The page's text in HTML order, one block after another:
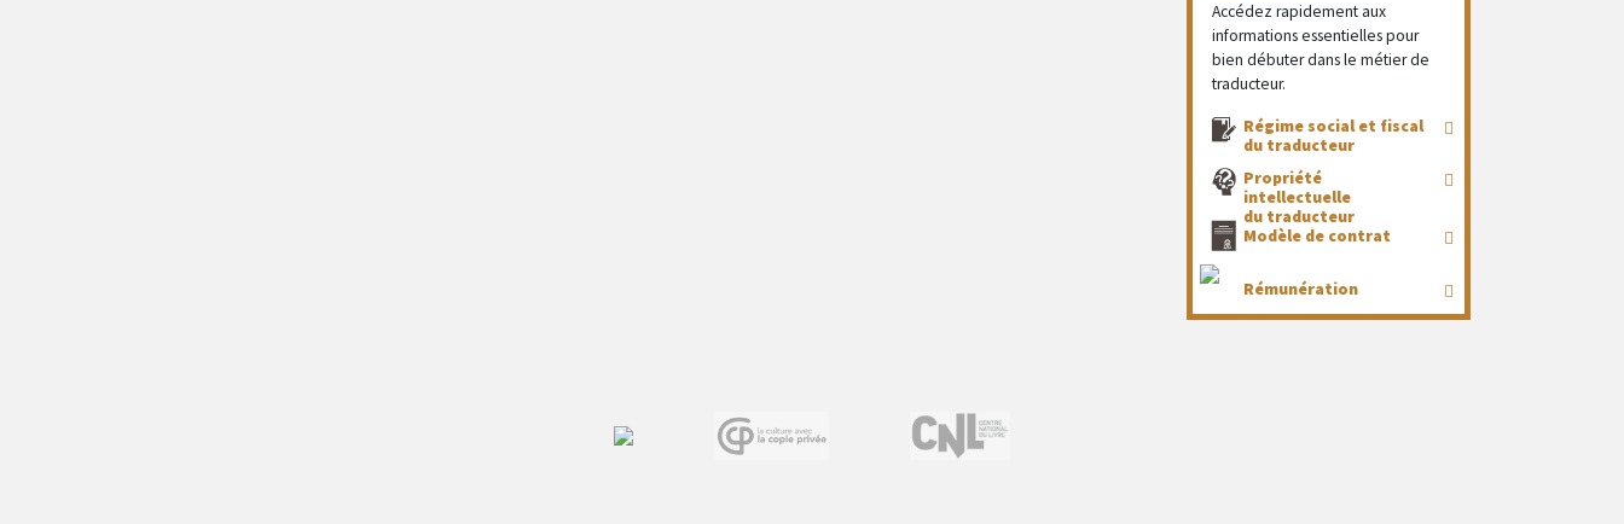
Accédez rapidement aux
informations essentielles pour
bien débuter dans le métier de
traducteur.
Régime social et fiscal
du traducteur
Propriété
intellectuelle
du traducteur
Modèle de contrat
Rémunération